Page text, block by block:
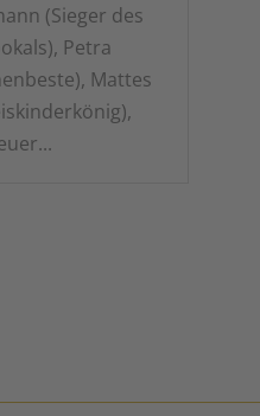
(Sieger des
Petra
Mattes